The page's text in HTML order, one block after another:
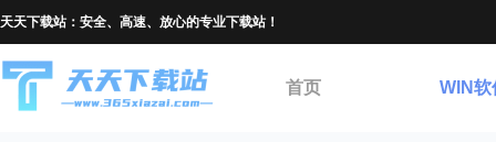
天天下载站：安全、高速、放心的专业下载站！
首页 WIN软